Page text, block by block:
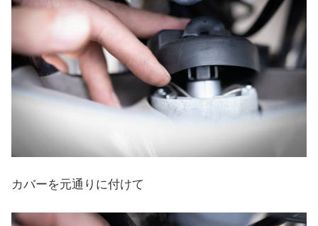
カバーを元通りに付けて